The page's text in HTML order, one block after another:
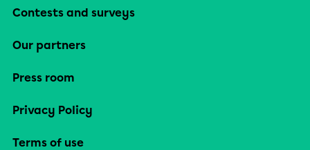
Contests and surveys
Our partners
Press room
Privacy Policy
Terms of use